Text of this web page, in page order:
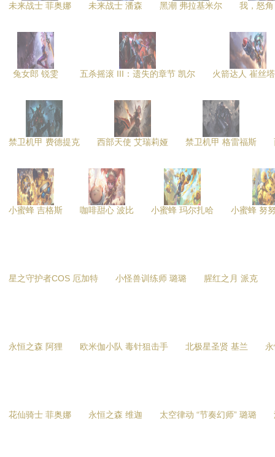
未来战士 菲奥娜 未来战士 潘森 黑潮 弗拉基米尔 我，怒
兔女郎 锐雯 五杀摇滚 III：遗失的章节 凯尔 火箭达人 崔丝
禁卫机甲 费德提克 西部天使 艾瑞莉娅 禁卫机甲 格雷福斯
小蜜蜂 吉格斯 咖啡甜心 波比 小蜜蜂 玛尔扎哈 小蜜蜂 努
星之守护者COS 厄加特 小怪兽训练师 璐璐 腥红之月 派克
永恒之森 阿狸 欧米伽小队 毒针狙击手 北极星圣贤 基兰
花仙骑士 菲奥娜 永恒之森 维迦 太空律动 “节奏幻师” 璐璐